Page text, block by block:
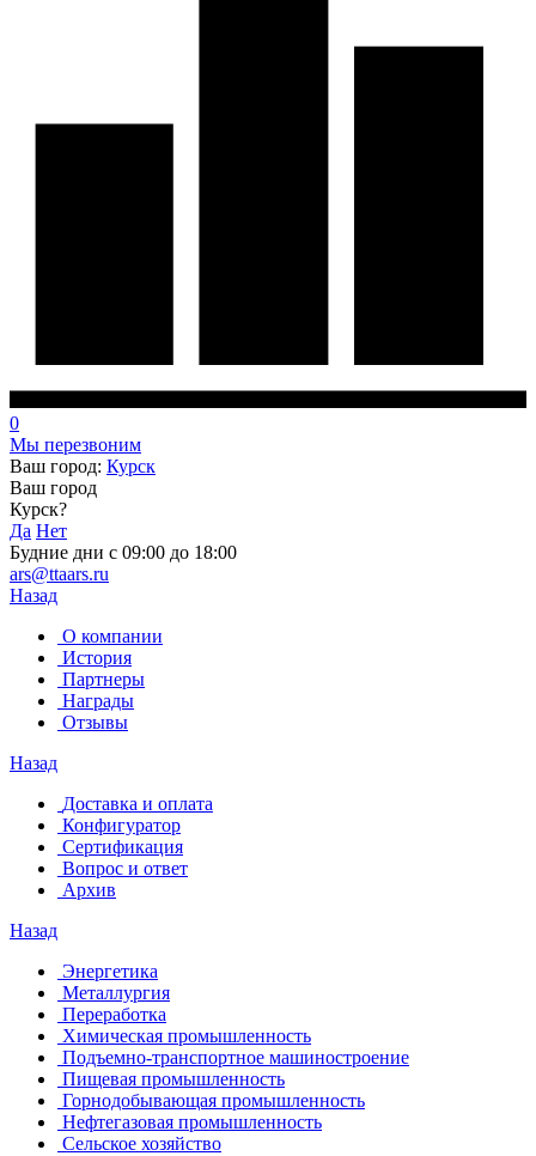
0
Мы перезвоним
Ваш город: Курск
Ваш город
Курск?
Да Нет
Будние дни с 09:00 до 18:00
ars@ttaars.ru
Назад
О компании
История
Партнеры
Награды
Отзывы
Назад
Доставка и оплата
Конфигуратор
Сертификация
Вопрос и ответ
Архив
Назад
Энергетика
Металлургия
Переработка
Химическая промышленность
Подъемно-транспортное машиностроение
Пищевая промышленность
Горнодобывающая промышленность
Нефтегазовая промышленность
Сельское хозяйство